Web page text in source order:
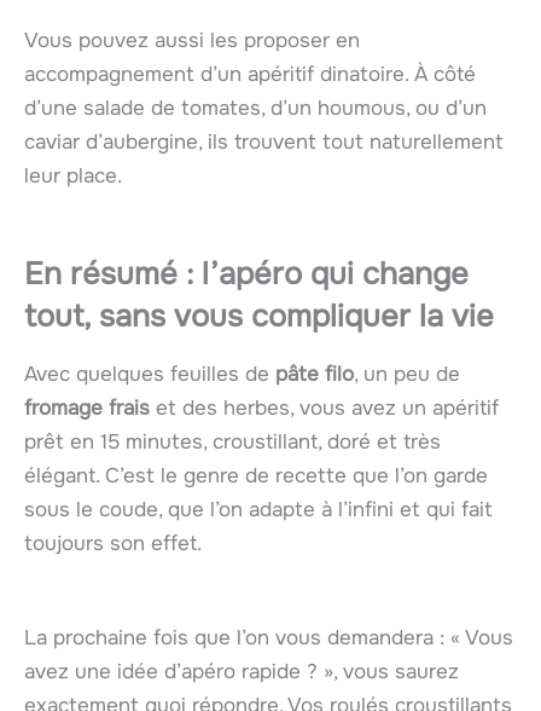
Vous pouvez aussi les proposer en
accompagnement d’un apéritif dinatoire. À côté
d’une salade de tomates, d’un houmous, ou d’un
caviar d’aubergine, ils trouvent tout naturellement
leur place.
En résumé : l’apéro qui change
tout, sans vous compliquer la vie
Avec quelques feuilles de pâte filo, un peu de
fromage frais et des herbes, vous avez un apéritif
prêt en 15 minutes, croustillant, doré et très
élégant. C’est le genre de recette que l’on garde
sous le coude, que l’on adapte à l’infini et qui fait
toujours son effet.
La prochaine fois que l’on vous demandera : « Vous
avez une idée d’apéro rapide ? », vous saurez
exactement quoi répondre. Vos roulés croustillants